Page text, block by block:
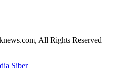
All Rights Reserved
Siber